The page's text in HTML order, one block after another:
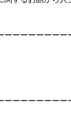
ーーーーーー
ーーーーーー